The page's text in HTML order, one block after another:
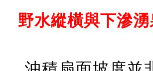
野水縱橫與下滲